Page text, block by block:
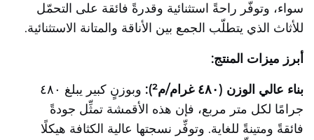
سواء، وتوفّر راحةً استثنائية وقدرةً فائقة على التحمّل
للأثاث الذي يتطلّب الجمع بين الأناقة والمتانة الاستثنائية.
أبرز ميزات المنتج:
بناء عالي الوزن (٤٨٠ غرام/م²):
وبوزنٍ كبير يبلغ ٤٨٠
جرامًا لكل متر مربع، فإن هذه الأقمشة تمثِّل جودةً
فائقةً ومتينةً للغاية. وتوفِّر نسجتها عالية الكثافة هيكلًا